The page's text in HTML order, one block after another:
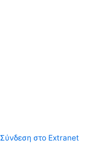
Σύνδεση στο Extranet